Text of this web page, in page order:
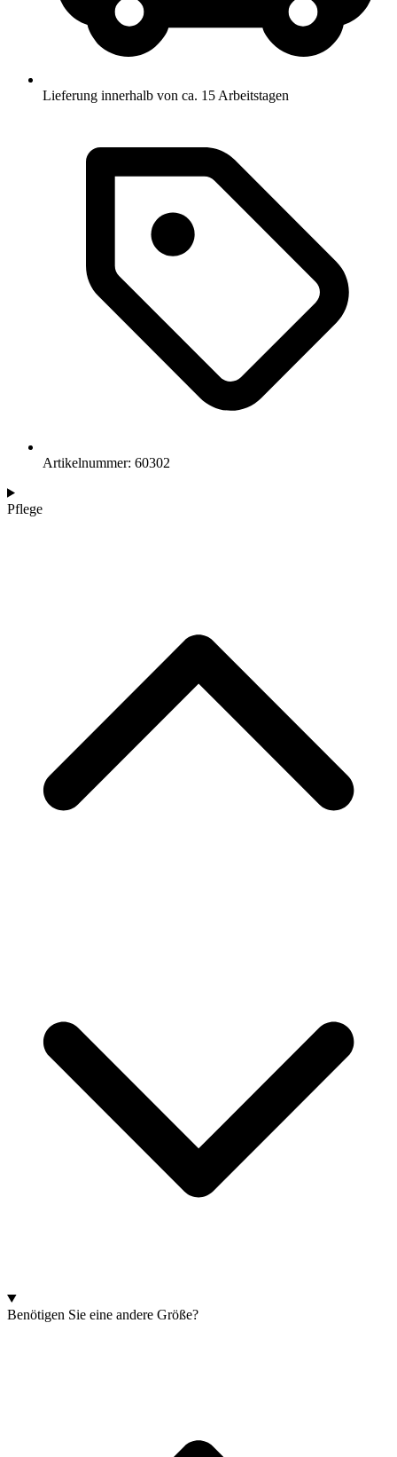
Lieferung innerhalb von ca. 15 Arbeitstagen
Artikelnummer: 60302
Pflege
Benötigen Sie eine andere Größe?